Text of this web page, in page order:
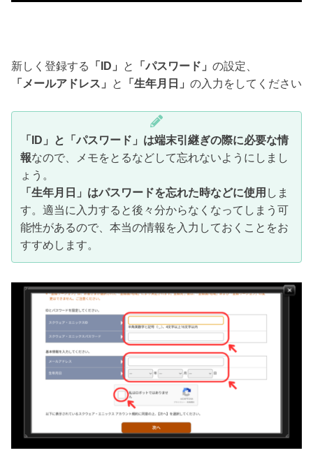
新しく登録する 「ID」 と 「パスワード」 の設定、
「メールアドレス」
と 「生年月日」 の入力をしてください
「ID」と「パスワード」は端末引継ぎの際に必要な情
報なので、メモをとるなどして忘れないようにしまし
ょう。
「生年月日」はパスワードを忘れた時などに使用 しま
す。適当に入力すると後々分からなくなってしまう可
能性があるので、本当の情報を入力しておくことをお
すすめします。